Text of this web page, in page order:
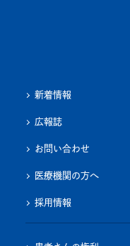
新着情報
広報誌
お問い合わせ
医療機関の方へ
採用情報